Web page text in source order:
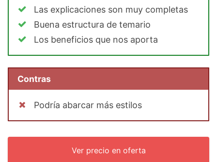
Las explicaciones son muy completas
Buena estructura de temario
Los beneficios que nos aporta
Contras
Podría abarcar más estilos
Ver precio en oferta